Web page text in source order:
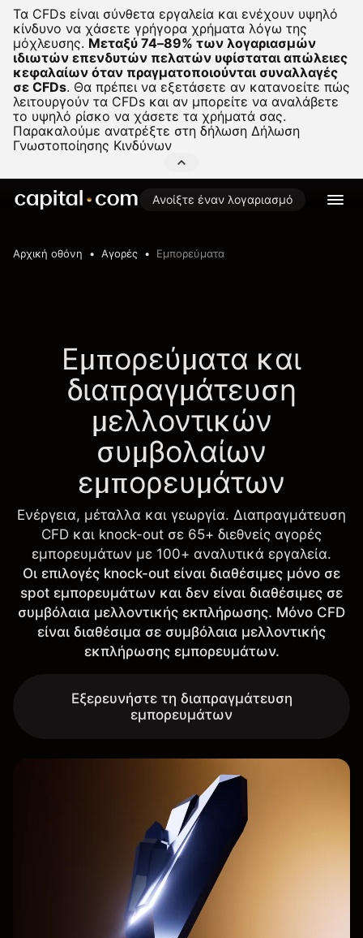
Τα CFDs είναι σύνθετα εργαλεία και ενέχουν υψηλό
κίνδυνο να χάσετε γρήγορα χρήματα λόγω της
μόχλευσης. Μεταξύ 74–89% των λογαριασμών
ιδιωτών επενδυτών πελατών υφίσταται απώλειες
κεφαλαίων όταν πραγματοποιούνται συναλλαγές
σε CFDs. Θα πρέπει να εξετάσετε αν κατανοείτε πώς
λειτουργούν τα CFDs και αν μπορείτε να αναλάβετε
το υψηλό ρίσκο να χάσετε τα χρήματά σας.
Παρακαλούμε ανατρέξτε στη δήλωση Δήλωση
Γνωστοποίησης Κινδύνων
Ανοίξτε έναν λογαριασμό
Αρχική οθόνη Αγορές Εμπορεύματα
Εμπορεύματα και
διαπραγμάτευση
μελλοντικών
συμβολαίων
εμπορευμάτων
Ενέργεια, μέταλλα και γεωργία. Διαπραγμάτευση
CFD και knock-out σε 65+ διεθνείς αγορές
εμπορευμάτων με 100+ αναλυτικά εργαλεία.
Οι επιλογές knock-out είναι διαθέσιμες μόνο σε
spot εμπορευμάτων και δεν είναι διαθέσιμες σε
συμβόλαια μελλοντικής εκπλήρωσης. Μόνο CFD
είναι διαθέσιμα σε συμβόλαια μελλοντικής
εκπλήρωσης εμπορευμάτων.
Εξερευνήστε τη διαπραγμάτευση
εμπορευμάτων